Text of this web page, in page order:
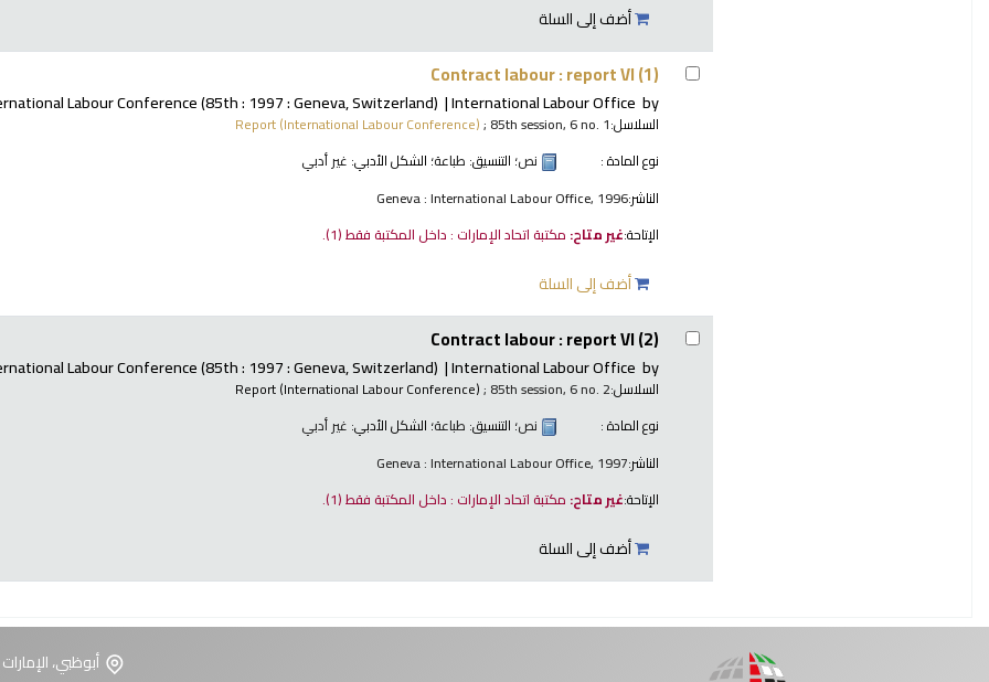
أضف إلى السلة
Contract labour : report VI (1)
by
International Labour Office
Labour Conference(85th : 1997 : Geneva, Switzerland)
السلاسل: Report (International Labour Conference); 85th session, 6 no. 1
نوع المادة :
نص؛ التنسيق: طباعة؛ الشكل الأدبي: غير أدبي
الناشر:Geneva : International Labour Office, 1996
الإتاحة:غير متاح: مكتبة اتحاد الإمارات : داخل المكتبة فقط(1).
أضف إلى السلة
Contract labour : report VI (2)
by
International Labour Office
Labour Conference(85th : 1997 : Geneva, Switzerland)
السلاسل: Report (International Labour Conference); 85th session, 6 no. 2
نوع المادة :
نص؛ التنسيق: طباعة؛ الشكل الأدبي: غير أدبي
الناشر:Geneva : International Labour Office, 1997
الإتاحة:غير متاح: مكتبة اتحاد الإمارات : داخل المكتبة فقط(1).
أضف إلى السلة
أبوظبي،